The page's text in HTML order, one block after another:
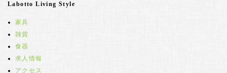
Labotto Living Style
家具
雑貨
食器
求人情報
アクセス